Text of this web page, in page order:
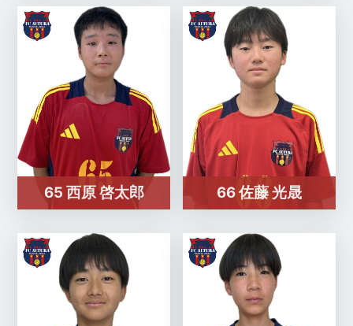
65 西原 啓太郎 66 佐藤 光晟